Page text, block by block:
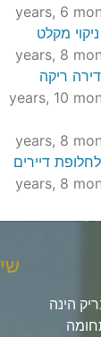
מקלט
דירה ריקה
לחלופת דיירים
הינה